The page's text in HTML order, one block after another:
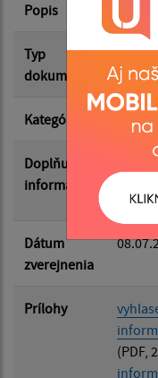
Filtrovať
Popis
Typ
dokumentu
Kategória
Doplňujúce
informácie
Dátum
zverejnenia
Prílohy
(PDF,